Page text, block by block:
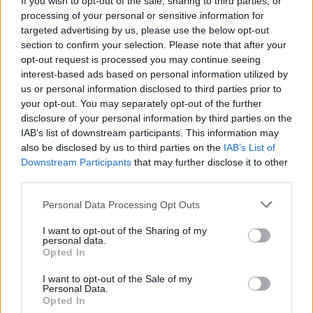
processing of your personal or sensitive information for
targeted advertising by us, please use the below opt-out
section to confirm your selection. Please note that after your
opt-out request is processed you may continue seeing
interest-based ads based on personal information utilized by
us or personal information disclosed to third parties prior to
your opt-out. You may separately opt-out of the further
disclosure of your personal information by third parties on the
IAB’s list of downstream participants. This information may
also be disclosed by us to third parties on the IAB’s List of
Downstream Participants that may further disclose it to other
Personal Data Processing Opt Outs
I want to opt-out of the Sharing of my
personal data.
Opted In
I want to opt-out of the Sale of my
Personal Data.
Opted In
chłodna woda pomaga. Dodam , trwa to tak od
około 2 miesięcy. Co w takiej sytuacji może
pomóc. ?
gość
Witam co to może być ?
Zaczęło swędzieć i zobaczyłam to
Forum: Ginekologia - specjalista radzi, dla
pacjentki
Tematy miesiączka ginekologia
Reklama: